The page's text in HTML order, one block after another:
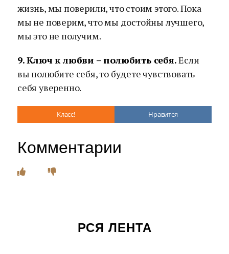
жизнь, мы поверили, что стоим этого. Пока
мы не поверим, что мы достойны лучшего,
мы это не получим.
9. Ключ к любви – полюбить себя.Если
вы полюбите себя, то будете чувствовать
себя уверенно.
Класс! Нравится
Комментарии
РСЯ ЛЕНТА